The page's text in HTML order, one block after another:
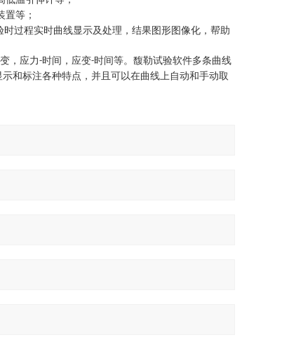
等；
过程实时曲线显示及处理，结果图形图像化，帮助
，应力-时间，应变-时间等。馥勒试验软件多条曲线
和标注各种特点，并且可以在曲线上自动和手动取